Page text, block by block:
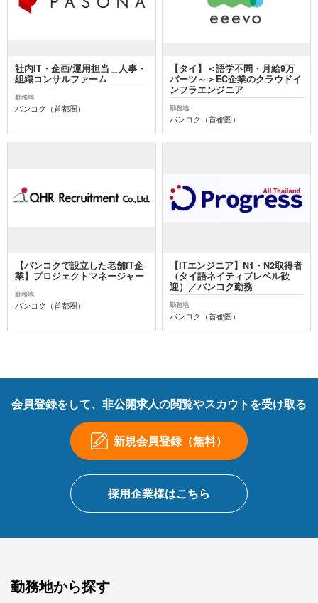
社内IT・企画/運用担当＿人事・
組織コンサルファーム
勤務地
バンコク（首都圏）
【タイ】＜語学不問・月給9万
バーツ～＞EC企業のクラウドイ
ンフラエンジニア
勤務地
バンコク（首都圏）
【バンコクで設立した老舗IT企
業】プロジェクトマネージャー
勤務地
バンコク（首都圏）
【ITエンジニア】N1・N2取得者
（タイ語ネイティブレベル歓
迎）／バンコク勤務
勤務地
バンコク（首都圏）
会員登録をして、非公開求人の閲覧やスカウトを受け取る
新規会員登録（無料）
採用企業様はこちら
勤務地から探す